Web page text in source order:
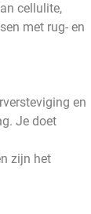
cellulite,
met rug- en
en
Je doet
zijn het